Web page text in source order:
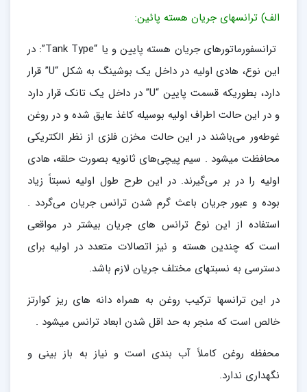
الف) ترانسهای جریان هسته پائین:
ترانسفورماتورهای جریان هسته پایین و یا “Tank Type”: در
این نوع، هادی اولیه در داخل یک بوشینگ به شکل “U” قرار
دارد، بطوریکه قسمت پایین “U” در داخل یک تانک قرار دارد
و در این حالت اطراف اولیه بوسیله کاغذ عایق شده و در روغن
غوطه‌ور می‌باشند در این حالت مخزن فلزی از نظر الکتریکی
محافظت میشود . سیم پیچی‌های ثانویه بصورت حلقه، هادی
اولیه را در بر می‌گیرند. در این طرح طول اولیه نسبتاً زیاد
بوده و عبور جریان باعث گرم شدن ترانس جریان می‌گردد .
استفاده از این نوع ترانس های جریان بیشتر در مواقعی
است که چندین هسته و نیز اتصالات متعدد در اولیه برای
دسترسی به نسبتهای مختلف جریان لازم باشد.
در این ترانسها ترکیب روغن به همراه دانه های ریز کوارتز
خالص است که منجر به حد اقل شدن ابعاد ترانس میشود .
محفظه روغن کاملاً آب بندی است و نیاز به باز بینی و
نگهداری ندارد.